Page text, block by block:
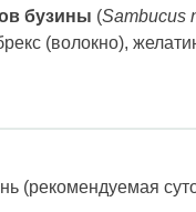
бузины (Sambucus
(волокно),
(рекомендуемая